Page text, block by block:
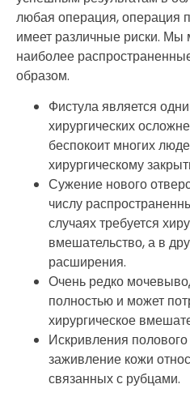
любая операция, операция
имеет различные риски. Мы
наиболее
образом.
Фистула является
хирургических
беспокоит многих
хирургическому
Сужение нового
числу
случаях требуется
вмешательство, а в
расширения.
Очень редко
полностью и может
хирургическое
Искривления
заживление кожи
связанных с рубцами.